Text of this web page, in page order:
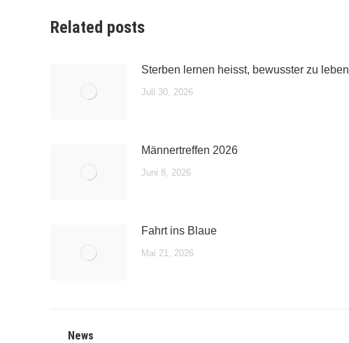
Related posts
Sterben lernen heisst, bewusster zu leben
Juli 30, 2026
Männertreffen 2026
Juni 8, 2026
Fahrt ins Blaue
Mai 21, 2026
News